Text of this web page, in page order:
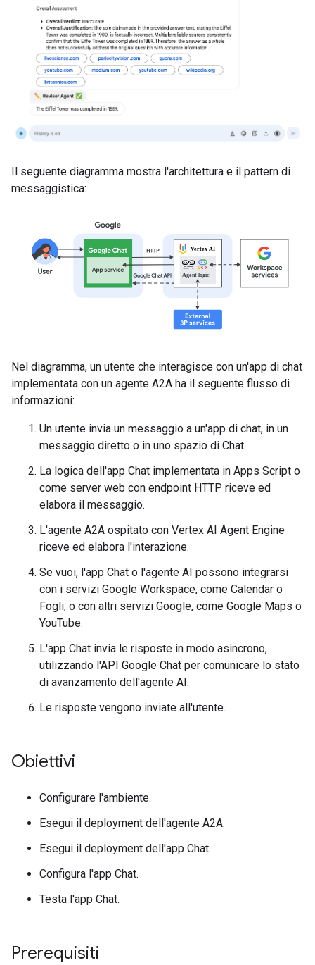
Il seguente diagramma mostra l'architettura e il pattern di
messaggistica:
Nel diagramma, un utente che interagisce con un'app di chat
implementata con un agente A2A ha il seguente flusso di
informazioni:
Un utente invia un messaggio a un'app di chat, in un
messaggio diretto o in uno spazio di Chat.
La logica dell'app Chat implementata in Apps Script o
come server web con endpoint HTTP riceve ed
elabora il messaggio.
L'agente A2A ospitato con Vertex AI Agent Engine
riceve ed elabora l'interazione.
Se vuoi, l'app Chat o l'agente AI possono integrarsi
con i servizi Google Workspace, come Calendar o
Fogli, o con altri servizi Google, come Google Maps o
YouTube.
L'app Chat invia le risposte in modo asincrono,
utilizzando l'API Google Chat per comunicare lo stato
di avanzamento dell'agente AI.
Le risposte vengono inviate all'utente.
Obiettivi
Configurare l'ambiente.
Esegui il deployment dell'agente A2A.
Esegui il deployment dell'app Chat.
Configura l'app Chat.
Testa l'app Chat.
Prerequisiti